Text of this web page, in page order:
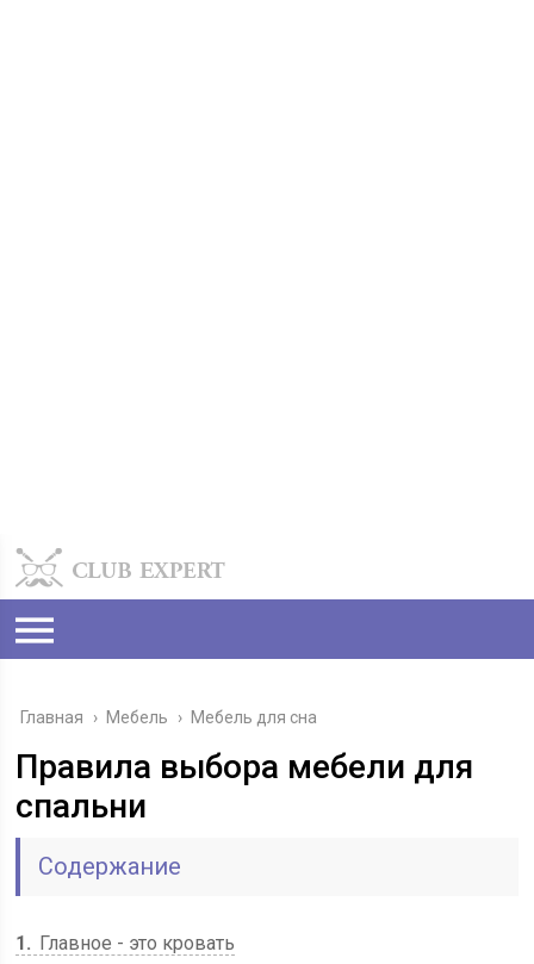
Главная › Мебель › Мебель для сна
Правила выбора мебели для
спальни
Содержание
1
Главное - это кровать